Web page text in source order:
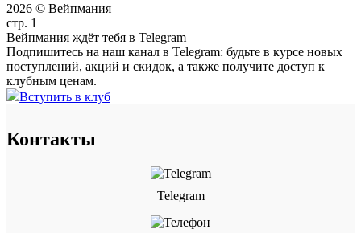
2026 © Вейпмания
стр. 1
Вейпмания ждёт тебя в Telegram
Подпишитесь на наш канал в Telegram: будьте в курсе новых
поступлений, акций и скидок, а также получите доступ к
клубным ценам.
Вступить в клуб
Контакты
Telegram